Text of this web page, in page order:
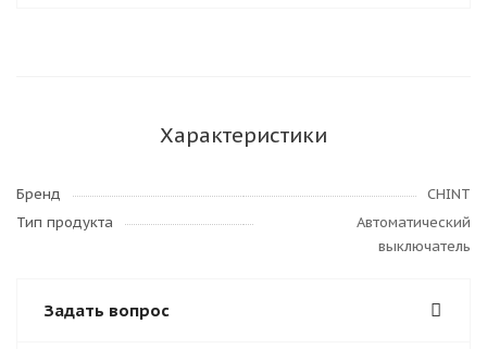
Характеристики
Бренд
CHINT
Тип продукта
Автоматический
выключатель
Задать вопрос